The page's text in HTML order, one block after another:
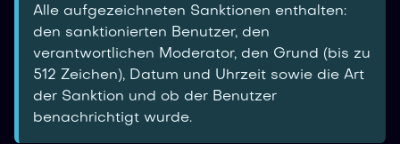
Alle aufgezeichneten Sanktionen enthalten:
den sanktionierten Benutzer, den
verantwortlichen Moderator, den Grund (bis zu
512 Zeichen), Datum und Uhrzeit sowie die Art
der Sanktion und ob der Benutzer
benachrichtigt wurde.